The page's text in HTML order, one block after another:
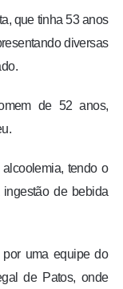
que tinha 53 anos
diversas
de 52 anos,
tendo o
de bebida
uma equipe do
de Patos, onde